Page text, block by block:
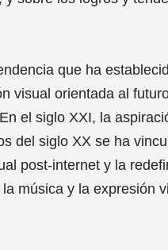
que ha
visual orientada al
el siglo XXI, la
del siglo XX se ha
post-internet y la
música y la expresión